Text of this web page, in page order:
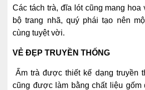
Các tách trà, đĩa lót cũng mang hoa
bộ trang nhã, quý phái tạo nên
cùng tuyệt vời.
VẺ ĐẸP TRUYỀN THỐNG
Ấm trà được thiết kế dạng truyền
cũng được làm bằng chất liệu gốm